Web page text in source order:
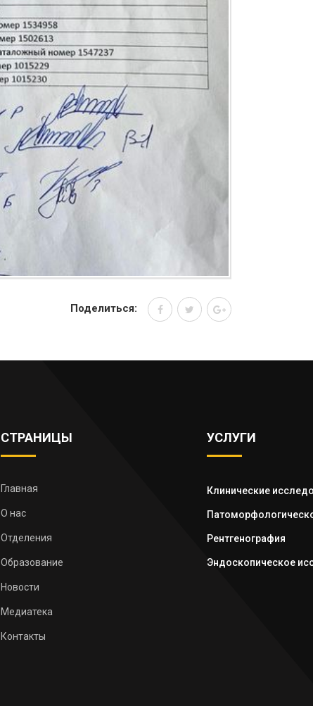
Поделиться:
СТРАНИЦЫ
Главная
О нас
Отделения
Образование
Новости
Медиатека
Контакты
УСЛУГИ
Клинические
Рентгенография
Эндоскопическое